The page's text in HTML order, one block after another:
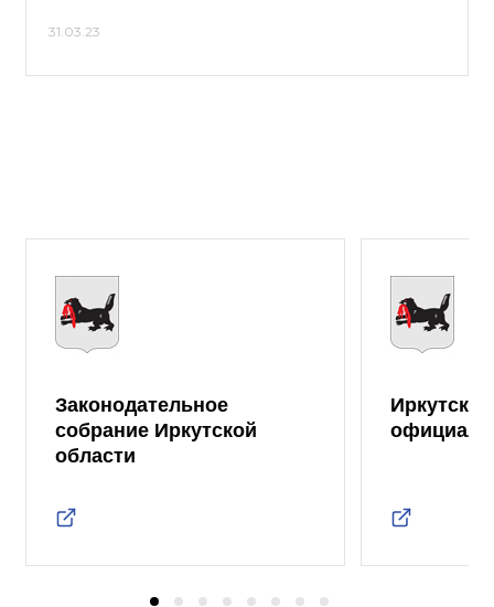
31.03.23
Законодательное
собрание Иркутской
области